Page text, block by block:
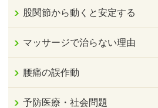
股関節から動くと安定する
マッサージで治らない理由
腰痛の誤作動
予防医療・社会問題